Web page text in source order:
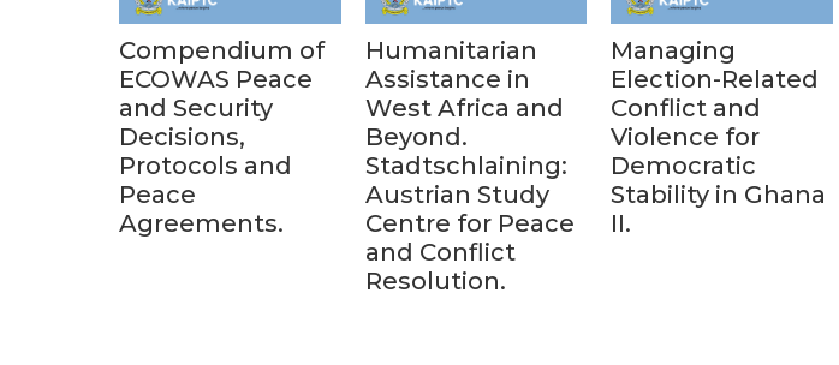
Compendium of
ECOWAS Peace
and Security
Decisions,
Protocols and
Peace
Agreements.
Humanitarian
Assistance in
West Africa and
Beyond.
Stadtschlaining:
Austrian Study
Centre for Peace
and Conflict
Resolution.
Managing
Election-Related
Conflict and
Violence for
Democratic
Stability in Ghana
II.